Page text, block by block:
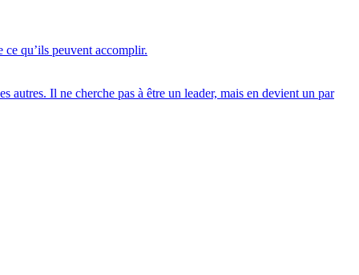
ce qu’ils peuvent accomplir.
autres. Il ne cherche pas à être un leader, mais en devient un par